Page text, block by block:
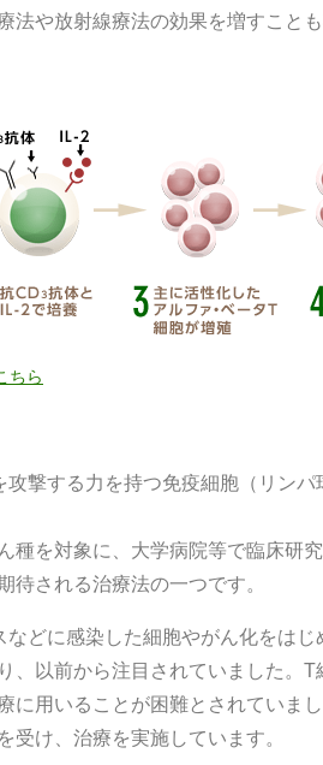
法や放射線療法の効果を増すことも
ちら
撃する力を持つ免疫細胞（リン
種を対象に、大学病院等で臨床研
待される治療法の一つです。
どに感染した細胞やがん化をはじ
、以前から注目されていました。T
に用いることが困難とされていま
受け、治療を実施しています。